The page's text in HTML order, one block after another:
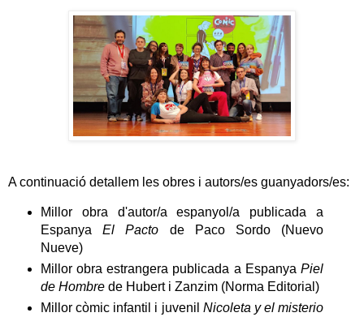
A continuació detallem les obres i autors/es guanyadors/es:
Millor obra d'autor/a espanyol/a publicada a
Espanya El Pacto de Paco Sordo (Nuevo
Nueve)
Millor obra estrangera publicada a EspanyaPiel
de Hombrede Hubert i Zanzim (Norma Editorial)
Millor còmic infantil i juvenil Nicoleta y el misterio